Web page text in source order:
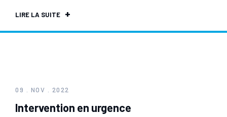
LIRE LA SUITE
09 . NOV . 2022
Intervention en urgence